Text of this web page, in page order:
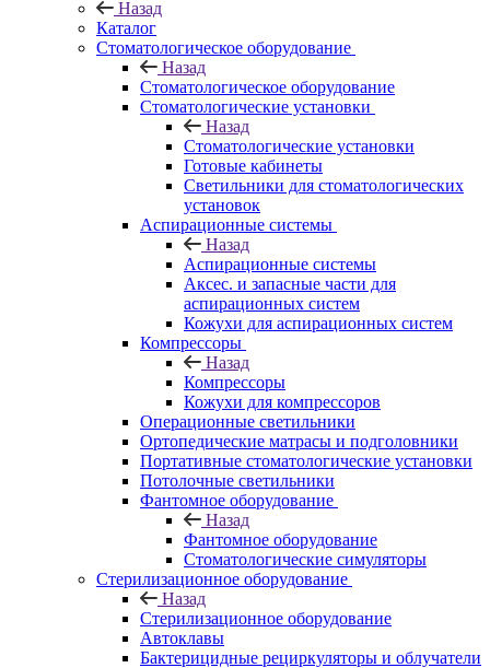
Назад
Каталог
Стоматологическое оборудование
Назад
Стоматологическое оборудование
Стоматологические установки
Назад
Стоматологические установки
Готовые кабинеты
Светильники для стоматологических
установок
Аспирационные системы
Назад
Аспирационные системы
Аксес. и запасные части для
аспирационных систем
Кожухи для аспирационных систем
Компрессоры
Назад
Компрессоры
Кожухи для компрессоров
Операционные светильники
Ортопедические матрасы и подголовники
Портативные стоматологические установки
Потолочные светильники
Фантомное оборудование
Назад
Фантомное оборудование
Стоматологические симуляторы
Стерилизационное оборудование
Назад
Стерилизационное оборудование
Автоклавы
Бактерицидные рециркуляторы и облучатели